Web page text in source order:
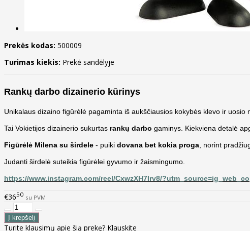
Prekės kodas: 500009
Turimas kiekis: Prekė sandėlyje
Rankų darbo dizainerio kūrinys
Unikalaus dizaino figūrėlė pagaminta iš aukščiausios kokybės klevo ir
Tai Vokietijos dizainerio sukurtas rankų darbo gaminys. Kiekviena detalė
Figūrėlė Milena su širdele - puiki dovana bet kokia proga , norint
Judanti širdelė suteikia figūrėlei gyvumo ir žaismingumo.
https://www.instagram.com/reel/CxwzXH7Irv8/
€3650 su PVM
Turite klausimų apie šią prekę? Klauskite